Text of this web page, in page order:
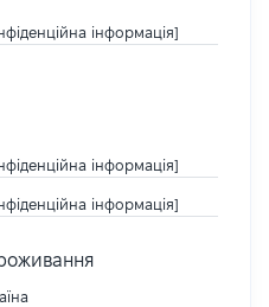
інформація]
інформація]
інформація]